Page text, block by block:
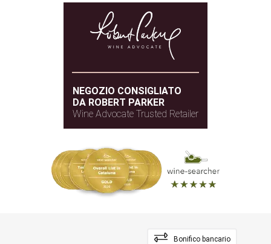
NEGOZIO CONSIGLIATO
DA ROBERT PARKER
Wine Advocate Trusted Retailer
Bonifico bancario